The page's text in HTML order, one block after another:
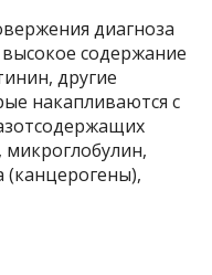
диагноза
содержание
другие
накапливаются с